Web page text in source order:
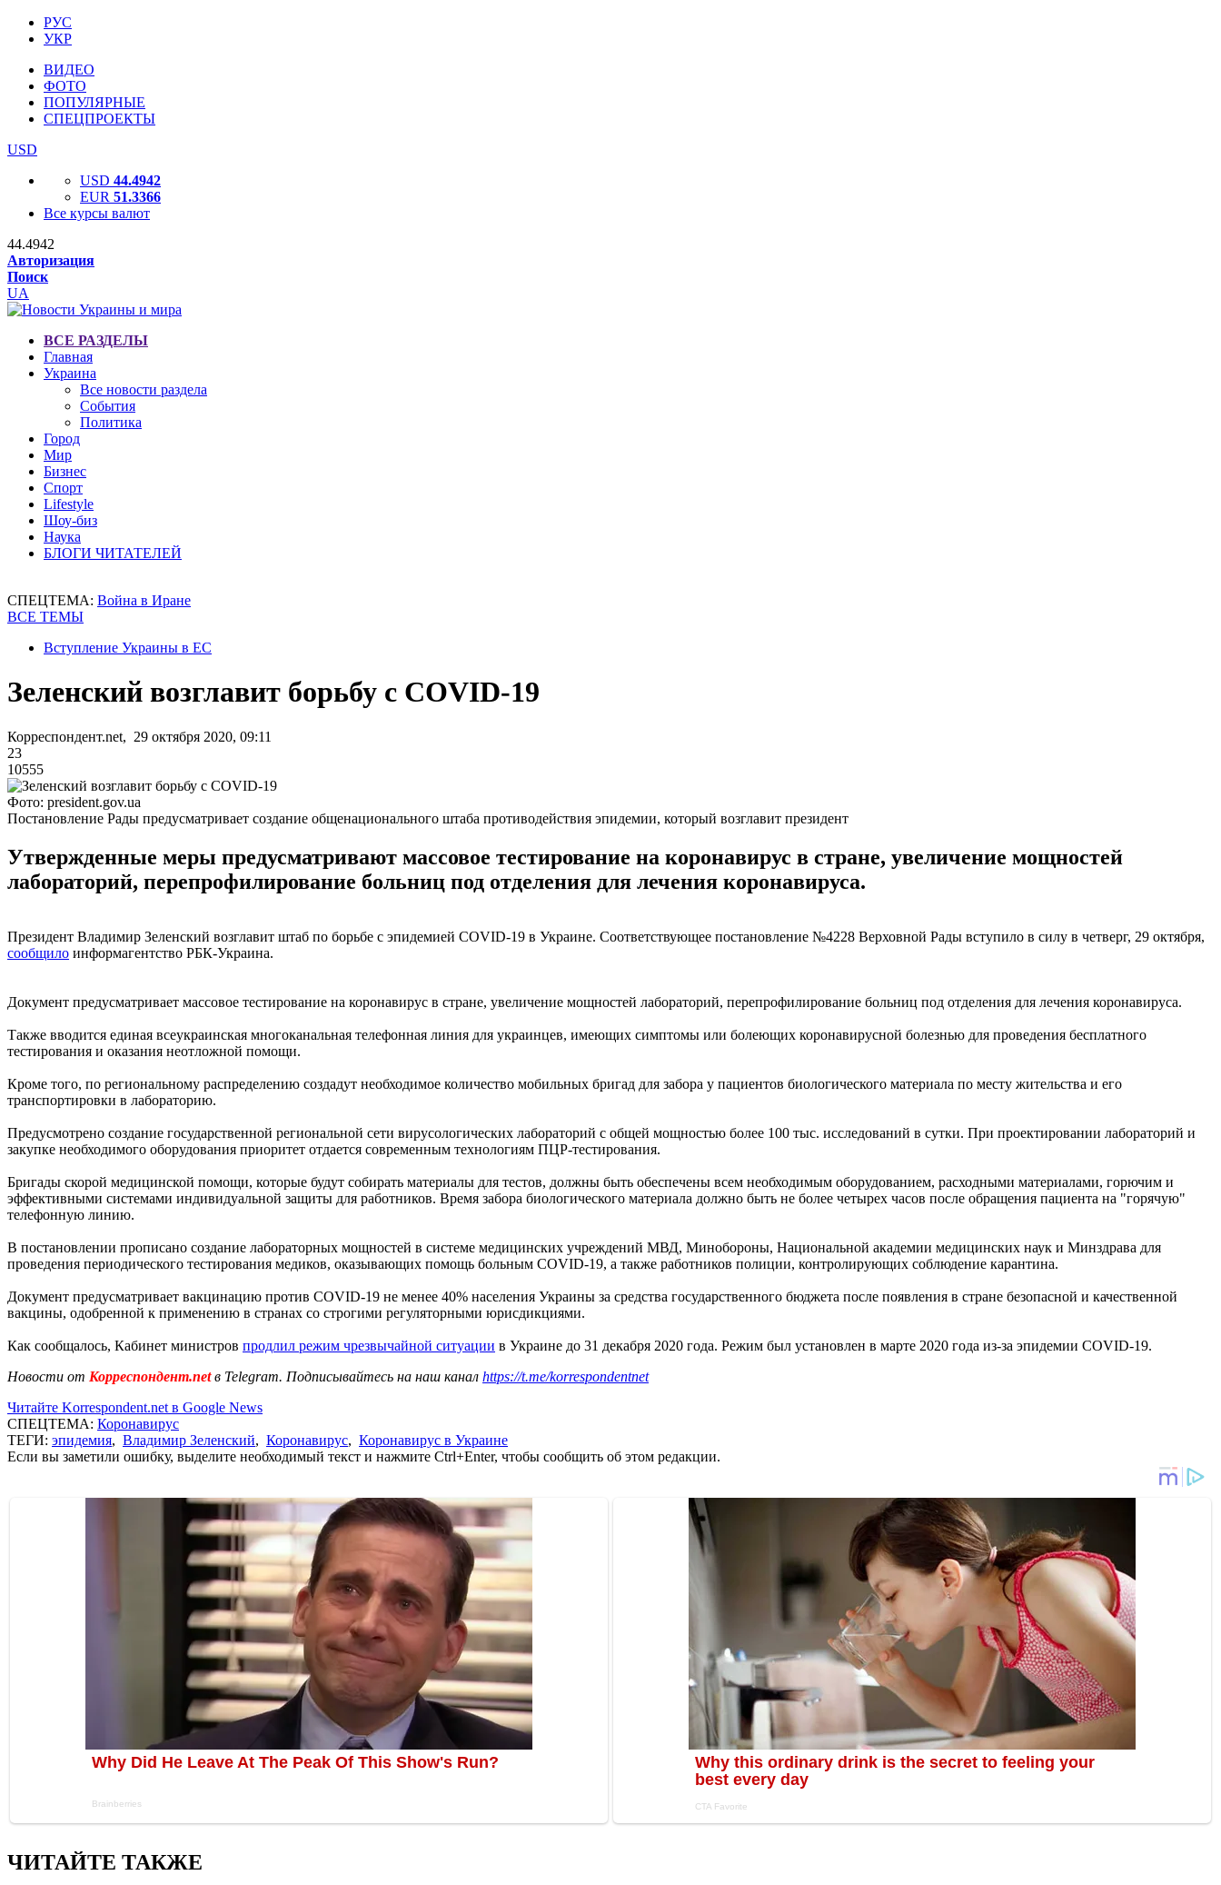
РУС
УКР
ВИДЕО
ФОТО
ПОПУЛЯРНЫЕ
СПЕЦПРОЕКТЫ
USD
USD 44.4942
EUR 51.3366
Все курсы валют
44.4942
Авторизация
Поиск
UA
ВСЕ РАЗДЕЛЫ
Главная
Украина
Все новости раздела
События
Политика
Город
Мир
Бизнес
Спорт
Lifestyle
Шоу-биз
Наука
БЛОГИ ЧИТАТЕЛЕЙ
СПЕЦТЕМА: Война в Иране
ВСЕ ТЕМЫ
Вступление Украины в ЕС
Зеленский возглавит борьбу с COVID-19
Корреспондент.net, 29 октября 2020, 09:11
23
10555
Фото: president.gov.ua
Постановление Рады предусматривает создание общенационального штаба противодействия эпидемии, который возглавит президент
Утвержденные меры предусматривают массовое тестирование на коронавирус в стране, увеличение мощностей
лабораторий, перепрофилирование больниц под отделения для лечения коронавируса.
Президент Владимир Зеленский возглавит штаб по борьбе с эпидемией COVID-19 в Украине. Соответствующее постановление №4228 Верховной Рады вступило в силу в четверг, 29 октября,
сообщило информагентство РБК-Украина.
Документ предусматривает массовое тестирование на коронавирус в стране, увеличение мощностей лабораторий, перепрофилирование больниц под отделения для лечения коронавируса.
Также вводится единая всеукраинская многоканальная телефонная линия для украинцев, имеющих симптомы или болеющих коронавирусной болезнью для проведения бесплатного
тестирования и оказания неотложной помощи.
Кроме того, по региональному распределению создадут необходимое количество мобильных бригад для забора у пациентов биологического материала по месту жительства и его
транспортировки в лабораторию.
Предусмотрено создание государственной региональной сети вирусологических лабораторий с общей мощностью более 100 тыс. исследований в сутки. При проектировании лабораторий и
закупке необходимого оборудования приоритет отдается современным технологиям ПЦР-тестирования.
Бригады скорой медицинской помощи, которые будут собирать материалы для тестов, должны быть обеспечены всем необходимым оборудованием, расходными материалами, горючим и
эффективными системами индивидуальной защиты для работников. Время забора биологического материала должно быть не более четырех часов после обращения пациента на "горячую"
телефонную линию.
В постановлении прописано создание лабораторных мощностей в системе медицинских учреждений МВД, Минобороны, Национальной академии медицинских наук и Минздрава для
проведения периодического тестирования медиков, оказывающих помощь больным COVID-19, а также работников полиции, контролирующих соблюдение карантина.
Документ предусматривает вакцинацию против COVID-19 не менее 40% населения Украины за средства государственного бюджета после появления в стране безопасной и качественной
вакцины, одобренной к применению в странах со строгими регуляторными юрисдикциями.
Как сообщалось, Кабинет министров продлил режим чрезвычайной ситуации в Украине до 31 декабря 2020 года. Режим был установлен в марте 2020 года из-за эпидемии COVID-19.
Новости от Корреспондент.netв Telegram. Подписывайтесь на наш канал https://t.me/korrespondentnet
Читайте Korrespondent.net в Google News
СПЕЦТЕМА: Коронавирус
ТЕГИ: эпидемия, Владимир Зеленский, Коронавирус, Коронавирус в Украине
Если вы заметили ошибку, выделите необходимый текст и нажмите Ctrl+Enter, чтобы сообщить об этом редакции.
ЧИТАЙТЕ ТАКЖЕ